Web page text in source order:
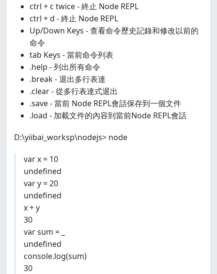
ctrl + c twice - 終止 Node REPL
ctrl + d - 終止 Node REPL
Up/Down Keys - 查看命令歷史記錄和修改以前的
命令
tab Keys - 當前命令列表
.help - 列出所有命令
.break - 退出多行表達
.clear - 從多行表達式退出
.save - 當前 Node REPL會話保存到一個文件
.load - 加載文件的內容到當前Node REPL會話
D:\yiibai_worksp\nodejs> node
var x = 10
undefined
var y = 20
undefined
x + y
30
var sum = _
undefined
console.log(sum)
30